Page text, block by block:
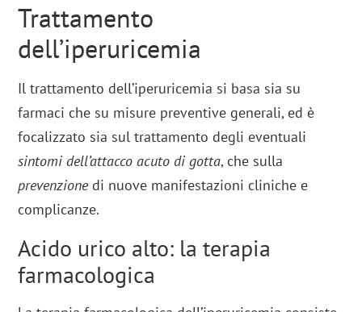
Trattamento
dell’iperuricemia
Il trattamento dell’iperuricemia si basa sia su
farmaci che su misure preventive generali, ed è
focalizzato sia sul trattamento degli eventuali
sintomi dell’attacco acuto di gotta, che sulla
prevenzione di nuove manifestazioni cliniche e
complicanze.
Acido urico alto: la terapia
farmacologica